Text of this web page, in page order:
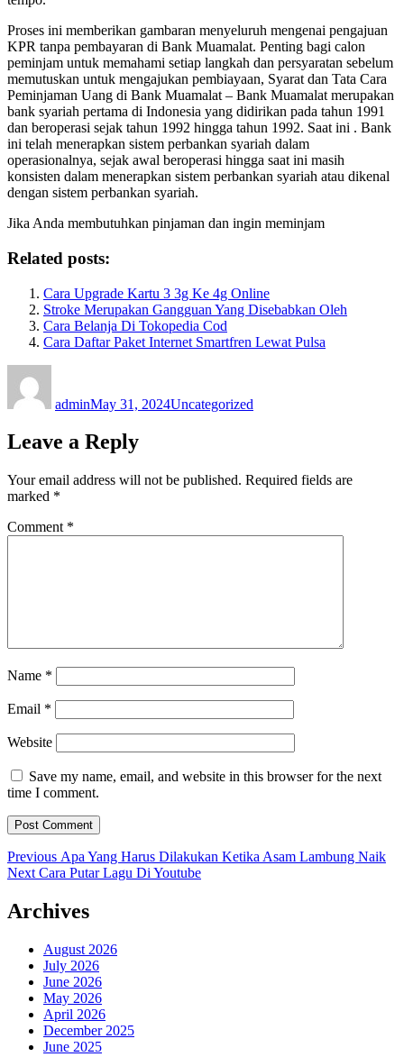
Proses ini memberikan gambaran menyeluruh mengenai pengajuan
KPR tanpa pembayaran di Bank Muamalat. Penting bagi calon
peminjam untuk memahami setiap langkah dan persyaratan sebelum
memutuskan untuk mengajukan pembiayaan, Syarat dan Tata Cara
Peminjaman Uang di Bank Muamalat – Bank Muamalat merupakan
bank syariah pertama di Indonesia yang didirikan pada tahun 1991
dan beroperasi sejak tahun 1992 hingga tahun 1992. Saat ini . Bank
ini telah menerapkan sistem perbankan syariah dalam
operasionalnya, sejak awal beroperasi hingga saat ini masih
konsisten dalam menerapkan sistem perbankan syariah atau dikenal
dengan sistem perbankan syariah.
Jika Anda membutuhkan pinjaman dan ingin meminjam
Related posts:
Cara Upgrade Kartu 3 3g Ke 4g Online
Stroke Merupakan Gangguan Yang Disebabkan Oleh
Cara Belanja Di Tokopedia Cod
Cara Daftar Paket Internet Smartfren Lewat Pulsa
adminMay 31, 2024Uncategorized
Leave a Reply
Your email address will not be published. Required fields are
marked *
Comment *
Name *
Email *
Website
Save my name, email, and website in this browser for the next
time I comment.
Post
navigation
Previous Previous
post:
Apa Yang Harus Dilakukan Ketika Asam Lambung Naik
Next Next
Cara Putar Lagu Di Youtube
Archives
August 2026
July 2026
June 2026
May 2026
April 2026
December 2025
June 2025